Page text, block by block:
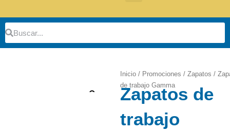
BuscarBuscar
Zoom
Inicio / Promociones / Zapatos /
de trabajo Gamma
Zapatos de
trabajo